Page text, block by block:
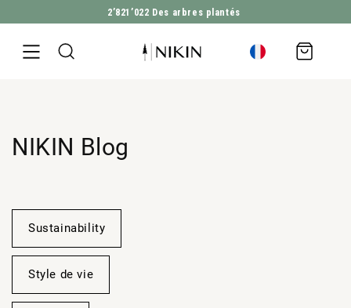
ALLER DIRECTEMENT AU CONTENU
2’821’022 Des arbres plantés
Panier
d'achat
NIKIN Blog
Sustainability
Style de vie